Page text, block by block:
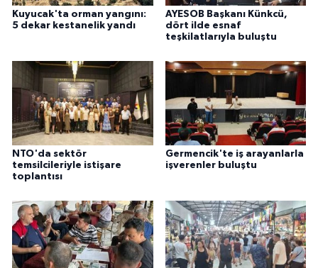
Kuyucak'ta orman yangını:
5 dekar kestanelik yandı
AYESOB Başkanı Künkcü,
dört ilde esnaf
teşkilatlarıyla buluştu
NTO'da sektör
temsilcileriyle istişare
toplantısı
Germencik'te iş arayanlarla
işverenler buluştu